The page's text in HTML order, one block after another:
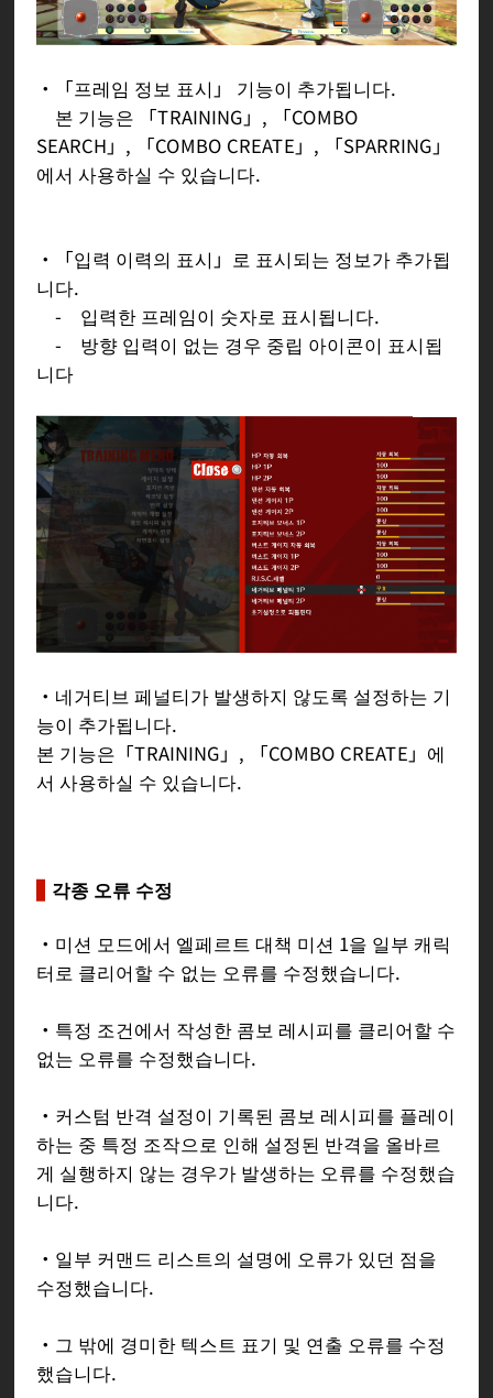
・「프레임 정보 표시」 기능이 추가됩니다.
본 기능은 「TRAINING」, 「COMBO
SEARCH」, 「COMBO CREATE」, 「SPARRING」
에서 사용하실 수 있습니다.
・「입력 이력의 표시」로 표시되는 정보가 추가됩
니다.
- 입력한 프레임이 숫자로 표시됩니다.
- 방향 입력이 없는 경우 중립 아이콘이 표시됩
니다
・네거티브 페널티가 발생하지 않도록 설정하는 기
능이 추가됩니다.
본 기능은「TRAINING」, 「COMBO CREATE」에
서 사용하실 수 있습니다.
각종 오류 수정
・미션 모드에서 엘페르트 대책 미션 1을 일부 캐릭
터로 클리어할 수 없는 오류를 수정했습니다.
・특정 조건에서 작성한 콤보 레시피를 클리어할 수
없는 오류를 수정했습니다.
・커스텀 반격 설정이 기록된 콤보 레시피를 플레이
하는 중 특정 조작으로 인해 설정된 반격을 올바르
게 실행하지 않는 경우가 발생하는 오류를 수정했습
니다.
・일부 커맨드 리스트의 설명에 오류가 있던 점을
수정했습니다.
・그 밖에 경미한 텍스트 표기 및 연출 오류를 수정
했습니다.